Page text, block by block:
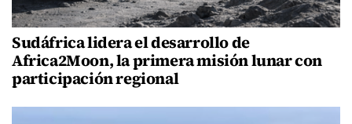
Sudáfrica lidera el desarrollo de
Africa2Moon, la primera misión lunar con
participación regional